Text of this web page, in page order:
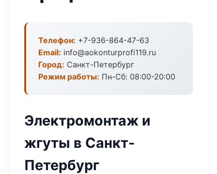
Телефон: +7-936-864-47-63
Email: info@aokonturprofi119.ru
Город: Санкт-Петербург
Режим работы: Пн-Сб: 08:00-20:00
Электромонтаж и
жгуты в Санкт-
Петербург